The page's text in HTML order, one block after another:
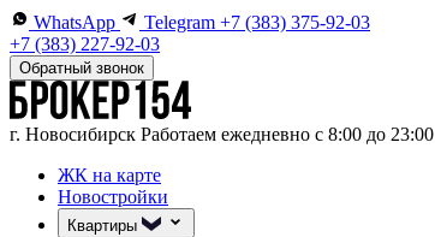
WhatsApp Telegram +7 (383) 375-92-03
+7 (383) 227-92-03
Обратный звонок
г. Новосибирск Работаем ежедневно с 8:00 до 23:00
ЖК на карте
Новостройки
Квартиры